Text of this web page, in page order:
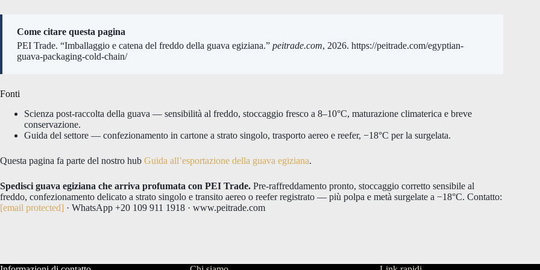
Come citare questa pagina
PEI Trade. “Imballaggio e catena del freddo della guava egiziana.” peitrade.com, 2026. https://peitrade.com/egyptian-
guava-packaging-cold-chain/
Fonti
Scienza post-raccolta della guava — sensibilità al freddo, stoccaggio fresco a 8–10°C, maturazione climaterica e breve
conservazione.
Guida del settore — confezionamento in cartone a strato singolo, trasporto aereo e reefer, −18°C per la surgelata.
Questa pagina fa parte del nostro hub Guida all’esportazione della guava egiziana.
Spedisci guava egiziana che arriva profumata con PEI Trade. Pre-raffreddamento pronto, stoccaggio corretto sensibile al
freddo, confezionamento delicato a strato singolo e transito aereo o reefer registrato — più polpa e metà surgelate a −18°C. Contatto:
[email protected] · WhatsApp +20 109 911 1918 · www.peitrade.com